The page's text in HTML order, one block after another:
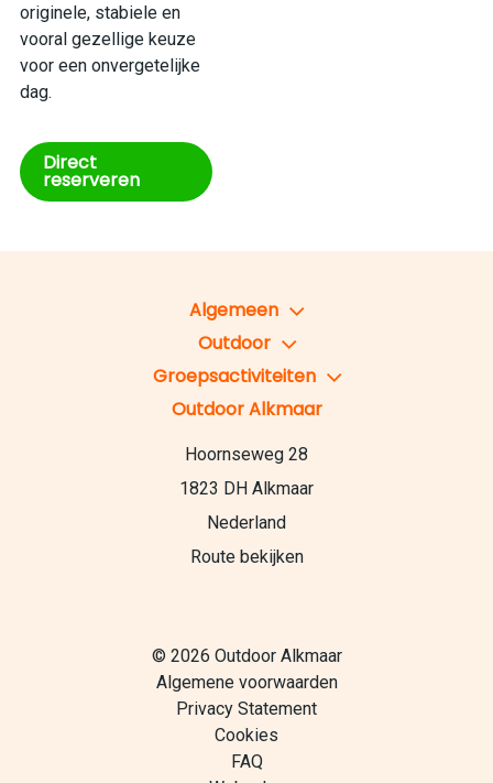
originele, stabiele en
vooral gezellige keuze
voor een onvergetelijke
dag.
Direct
reserveren
Algemeen
Outdoor
Groepsactiviteiten
Outdoor Alkmaar
Hoornseweg 28
1823 DH Alkmaar
Nederland
Route bekijken
© 2026 Outdoor Alkmaar
Algemene voorwaarden
Privacy Statement
Cookies
FAQ